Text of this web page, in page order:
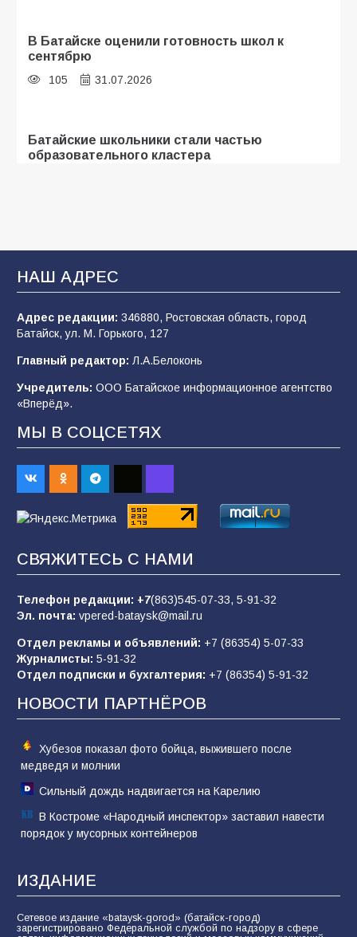
В Батайске оценили готовность школ к
сентябрю
105 31.07.2026
Батайские школьники стали частью
образовательного кластера
деле происходит в армии России в августе
2026 года
97 03.08.2026
«Пургу нести — не поля переходить»: почему
заявления о мобилизации — это
пропагандистский вброс
заявления Киева о мобилизации — это
отчаяние, а не разведка
80 02.08.2026
В России ответили на заявления Зеленского о
новой мобилизации
74 31.07.2026
НАШ АДРЕС
Адрес редакции: 346880, Ростовская область, город
Батайск, ул. М. Горького, 127
Главный редактор: Л.А.Белоконь
Учредитель: ООО Батайское информационное агентство
«Вперёд».
МЫ В СОЦСЕТЯХ
СВЯЖИТЕСЬ С НАМИ
Телефон редакции: +7(863)545-07-33, 5-91-32
Эл. почта: vpered-bataysk@mail.ru
Отдел рекламы и объявлений: +7 (86354) 5-07-33
Журналисты: 5-91-32
Отдел подписки и бухгалтерия: +7 (86354) 5-91-32
НОВОСТИ ПАРТНЁРОВ
Хубезов показал фото бойца, выжившего после
медведя и молнии
Сильный дождь надвигается на Карелию
В Костроме «Народный инспектор» заставил навести
порядок у мусорных контейнеров
ИЗДАНИЕ
Сетевое издание «bataysk-gorod» (батайск-город)
зарегистрировано Федеральной службой по надзору в сфере